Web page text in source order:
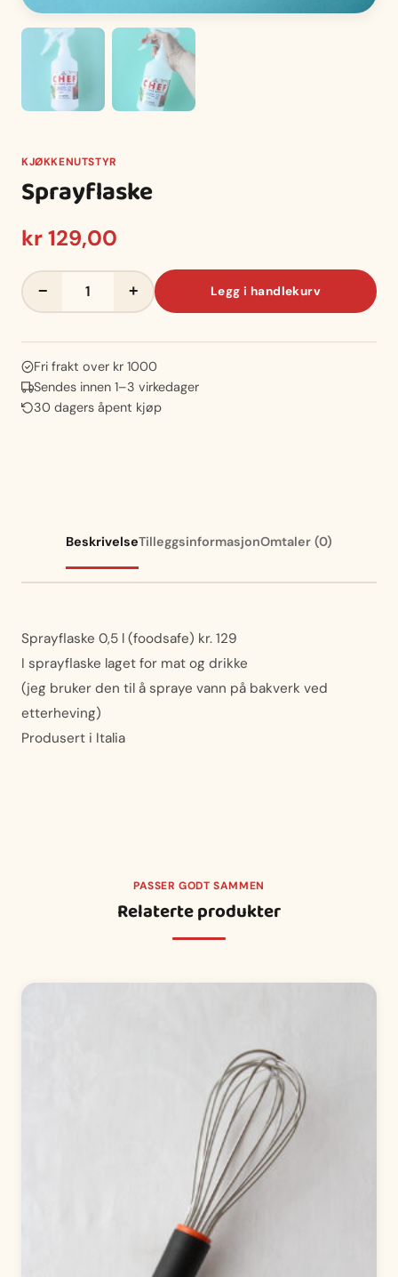
KJØKKENUTSTYR
Sprayflaske
kr129,00
Sprayflaske
antall
− + Legg i handlekurv
Fri frakt over kr 1000
Sendes innen 1–3 virkedager
30 dagers åpent kjøp
BeskrivelseTilleggsinformasjonOmtaler (0)
Sprayflaske 0,5 l (foodsafe) kr. 129
I sprayflaske laget for mat og drikke
(jeg bruker den til å spraye vann på bakverk ved
etterheving)
Produsert i Italia
PASSER GODT SAMMEN
Relaterte produkter